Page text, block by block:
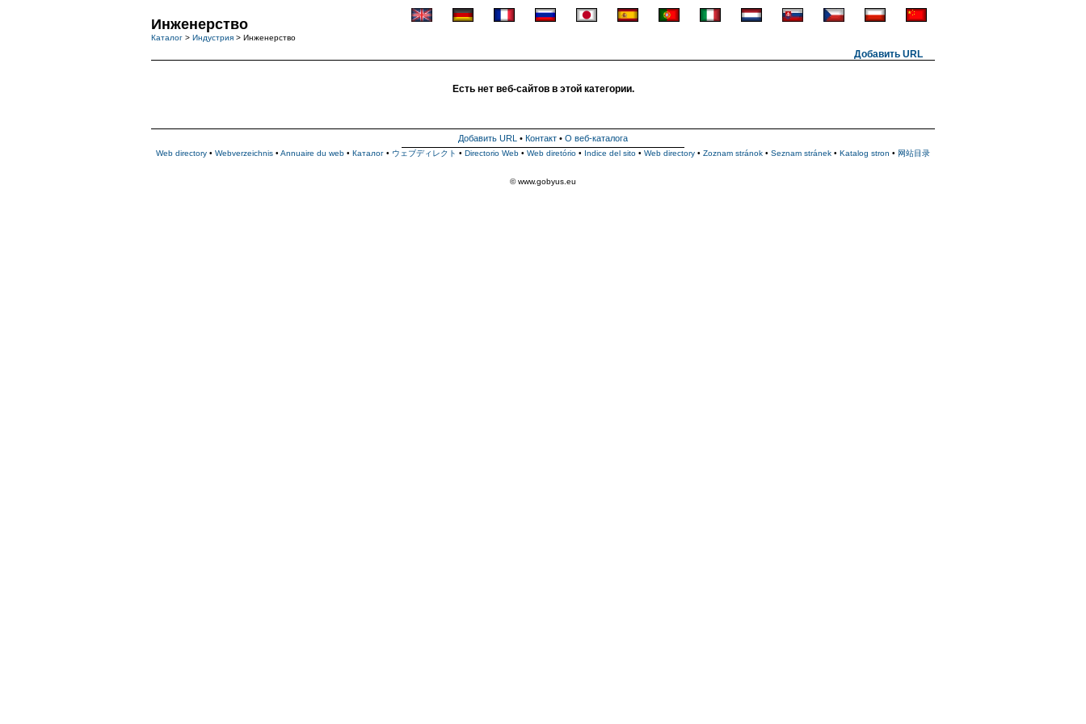
Инженерство
Каталог > Индустрия > Инженерство
Добавить URL
Есть нет веб-сайтов в этой категории.
Добавить URL • Контакт • О веб-каталога
Web directory • Webverzeichnis • Annuaire du web • Каталог • ウェブディレクト • Directorio Web • Web diretório • Indice del sito • Web directory • Zoznam stránok • Seznam stránek • Katalog stron • 网站目录
© www.gobyus.eu